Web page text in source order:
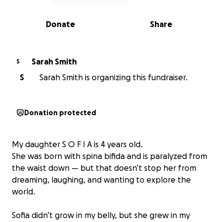
0% complete
Share
Donate
S
Sarah Smith
S
Sarah Smith is organizing this fundraiser.
Donation protected
My daughter S O F I A is 4 years old.
She was born with spina bifida and is paralyzed from
the waist down — but that doesn’t stop her from
dreaming, laughing, and wanting to explore the
world.
Sofia didn’t grow in my belly, but she grew in my